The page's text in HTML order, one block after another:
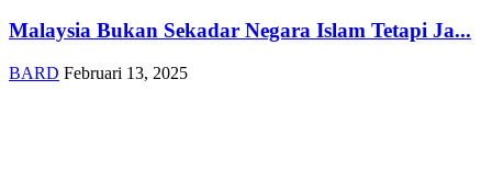
Malaysia Bukan Sekadar Negara Islam Tetapi Ja...
BARD Februari 13, 2025